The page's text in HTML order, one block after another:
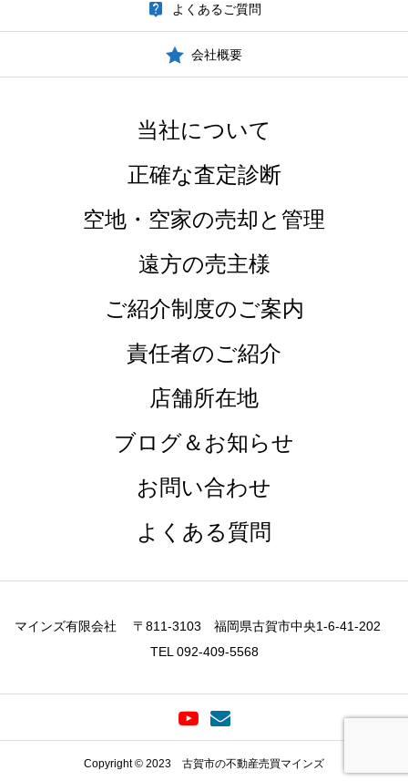
よくあるご質問
会社概要
当社について
正確な査定診断
空地・空家の売却と管理
遠方の売主様
ご紹介制度のご案内
責任者のご紹介
店舗所在地
ブログ＆お知らせ
お問い合わせ
よくある質問
マインズ有限会社 〒811-3103 福岡県古賀市中央1-6-41-202
TEL 092-409-5568
Copyright © 2023 古賀市の不動産売買マインズ
お問い合わせ 無料メール相談